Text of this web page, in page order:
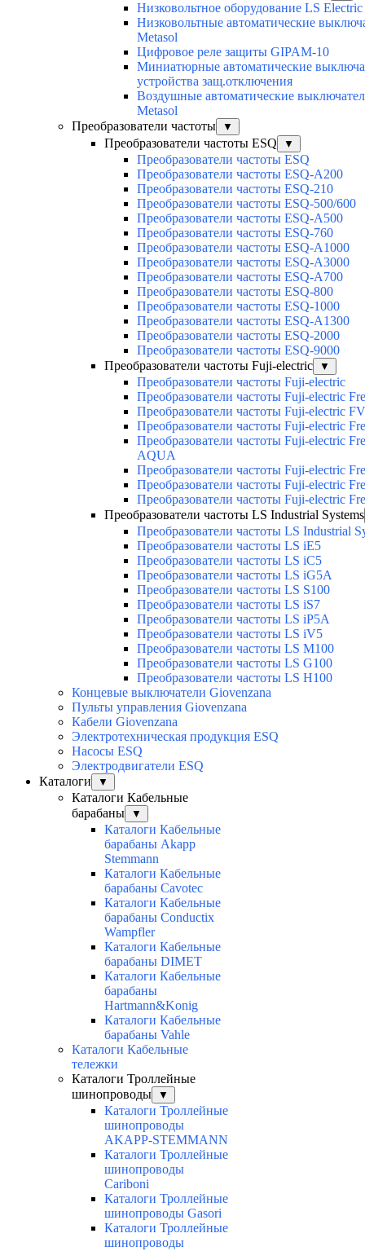
Низковольтное оборудование LS Electric
Низковольтные автоматические
Metasol
Цифровое реле защиты GIPAM-10
Миниатюрные автоматические
устройства защ.отключения
Воздушные автоматические
Metasol
Преобразователи частоты
▼
Преобразователи частоты ESQ ▼
Преобразователи частоты ESQ
Преобразователи частоты ESQ-A200
Преобразователи частоты ESQ-210
Преобразователи частоты ESQ-500/600
Преобразователи частоты ESQ-A500
Преобразователи частоты ESQ-760
Преобразователи частоты ESQ-A1000
Преобразователи частоты ESQ-A3000
Преобразователи частоты ESQ-A700
Преобразователи частоты ESQ-800
Преобразователи частоты ESQ-1000
Преобразователи частоты ESQ-A1300
Преобразователи частоты ESQ-2000
Преобразователи частоты ESQ-9000
Преобразователи частоты Fuji-electric
▼
Преобразователи частоты Fuji-electric
Преобразователи частоты Fuji-electric
Преобразователи частоты Fuji-electric
Преобразователи частоты Fuji-electric
Преобразователи частоты Fuji-electric
AQUA
Преобразователи частоты Fuji-electric
Преобразователи частоты Fuji-electric
Преобразователи частоты Fuji-electric
Преобразователи частоты LS Industrial Systems
Преобразователи частоты LS Industrial
Преобразователи частоты LS iE5
Преобразователи частоты LS iC5
Преобразователи частоты LS iG5A
Преобразователи частоты LS S100
Преобразователи частоты LS iS7
Преобразователи частоты LS iP5A
Преобразователи частоты LS iV5
Преобразователи частоты LS M100
Преобразователи частоты LS G100
Преобразователи частоты LS H100
Концевые выключатели Giovenzana
Пульты управления Giovenzana
Кабели Giovenzana
Электротехническая продукция ESQ
Насосы ESQ
Электродвигатели ESQ
Каталоги
▼
Каталоги Кабельные
барабаны
▼
Каталоги Кабельные
барабаны Akapp
Stemmann
Каталоги Кабельные
барабаны Cavotec
Каталоги Кабельные
барабаны Conductix
Wampfler
Каталоги Кабельные
барабаны DIMET
Каталоги Кабельные
барабаны
Hartmann&Konig
Каталоги Кабельные
барабаны Vahle
Каталоги Кабельные
тележки
Каталоги Троллейные
шинопроводы
▼
Каталоги Троллейные
шинопроводы
AKAPP-STEMMANN
Каталоги Троллейные
шинопроводы
Cariboni
Каталоги Троллейные
шинопроводы Gasori
Каталоги Троллейные
шинопроводы